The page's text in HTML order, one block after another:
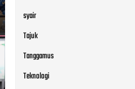
syair
Tajuk
Tanggamus
Teknologi